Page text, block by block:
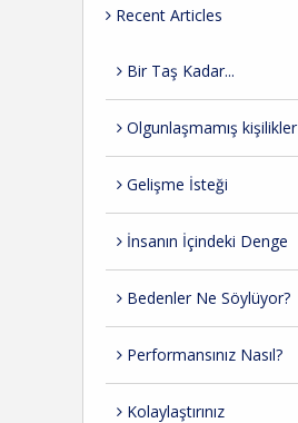
Recent Articles
Bir Taş Kadar...
Olgunlaşmamış kişilikler
Gelişme İsteği
İnsanın İçindeki Denge
Bedenler Ne Söylüyor?
Performansınız Nasıl?
Kolaylaştırınız